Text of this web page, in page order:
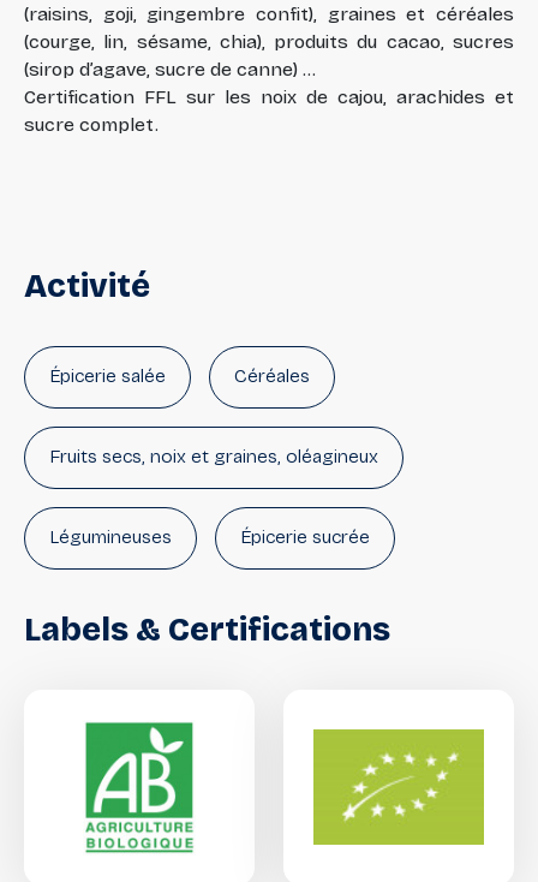
(raisins, goji, gingembre confit), graines et céréales
(courge, lin, sésame, chia), produits du cacao, sucres
(sirop d’agave, sucre de canne) ...
Certification FFL sur les noix de cajou, arachides et
sucre complet.
Activité
Épicerie salée Céréales
Fruits secs, noix et graines, oléagineux
Légumineuses Épicerie sucrée
Fruits secs Miels
Superfood
Labels & Certifications